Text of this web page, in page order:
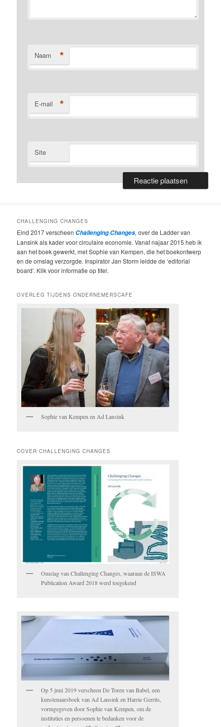
Naam *
E-mail *
Site
CHALLENGING CHANGES
Eind 2017 verscheen Challenging Changes, over de Ladder van
Lansink als kader voor circulaire economie. Vanaf najaar 2015 heb ik
aan het boek gewerkt, met Sophie van Kempen, die het boekontwerp
en de omslag verzorgde. Inspirator Jan Storm leidde de ‘editorial
board’. Klik voor informatie op titel.
OVERLEG TIJDENS ONDERNEMERSCAFE
Sophie van Kempen en Ad Lansink
COVER CHALLENGING CHANGES
Omslag van Challenging Changes, waaraan de ISWA
Publication Award 2018 werd toegekend
Op 5 juni 2019 verscheen De Toren van Babel, een
kunstenaarsboek van Ad Lansink en Harrie Gerrits,
vormgegeven door Sophie van Kempen, om de
instituties en persoenen te bedanken voor de